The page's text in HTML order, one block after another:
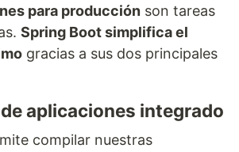
para producción son tareas
Spring Boot simplifica el
gracias a sus dos principales
aplicaciones integrado
compilar nuestras